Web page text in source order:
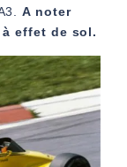
A noter
effet de sol.